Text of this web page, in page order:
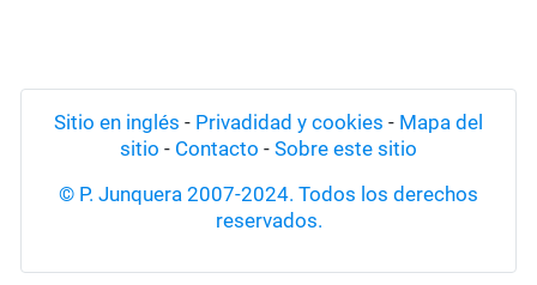
Sitio en inglés - Privadidad y cookies - Mapa del
sitio - Contacto - Sobre este sitio
© P. Junquera 2007-2024. Todos los derechos
reservados.